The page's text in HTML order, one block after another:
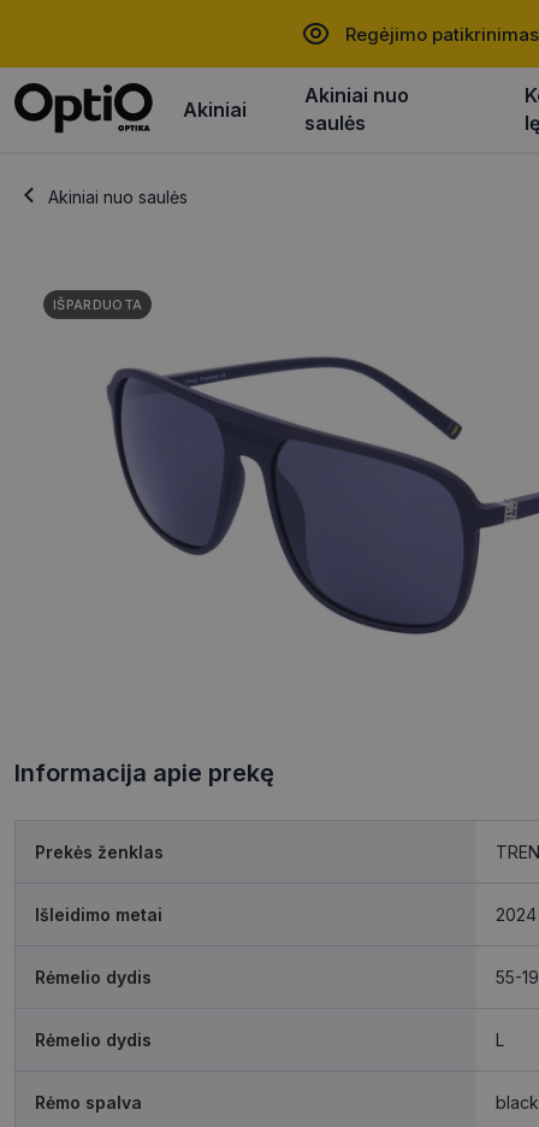
Regėjimo patikrinimas
Akiniai
Akiniai nuo
saulės
Akiniai nuo saulės
IŠPARDUOTA
Informacija apie prekę
Prekės ženklas
Išleidimo metai 2024
Rėmelio dydis 55-19
Rėmelio dydis L
Rėmo spalva black